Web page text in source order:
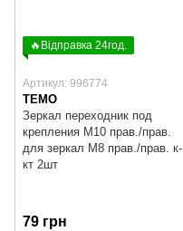
🔥Відправка 24год.
Артикул: 996774
TEMO
Зеркал переходник под
крепления М10 прав./прав.
для зеркал М8 прав./прав. к-
кт 2шт
79 грн